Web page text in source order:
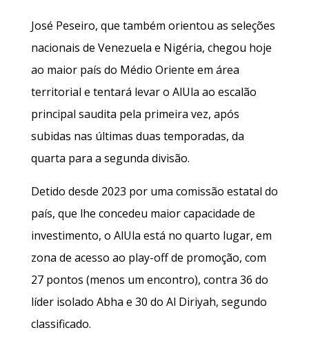
José Peseiro, que também orientou as seleções
nacionais de Venezuela e Nigéria, chegou hoje
ao maior país do Médio Oriente em área
territorial e tentará levar o AlUla ao escalão
principal saudita pela primeira vez, após
subidas nas últimas duas temporadas, da
quarta para a segunda divisão.
Detido desde 2023 por uma comissão estatal do
país, que lhe concedeu maior capacidade de
investimento, o AlUla está no quarto lugar, em
zona de acesso ao play-off de promoção, com
27 pontos (menos um encontro), contra 36 do
líder isolado Abha e 30 do Al Diriyah, segundo
classificado.